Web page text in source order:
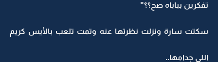
تفكرين بباباه صح؟؟"
سكتت سارة ونزلت نظرتها عنه وتمت تلعب بالأيس كريم
اللي جدامها..